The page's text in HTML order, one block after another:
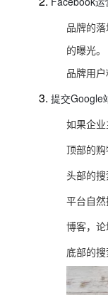
品牌的
的曝光
品牌用户
提交Google
如果企
顶部的
头部的搜
平台自然
博客，
底部的搜